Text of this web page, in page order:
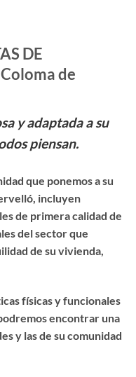
DE
de
y adaptada a su
piensan.
que ponemos a su
incluyen
de primera calidad de
del sector que
de su vivienda,
físicas y funcionales
encontrar una
y las de su comunidad